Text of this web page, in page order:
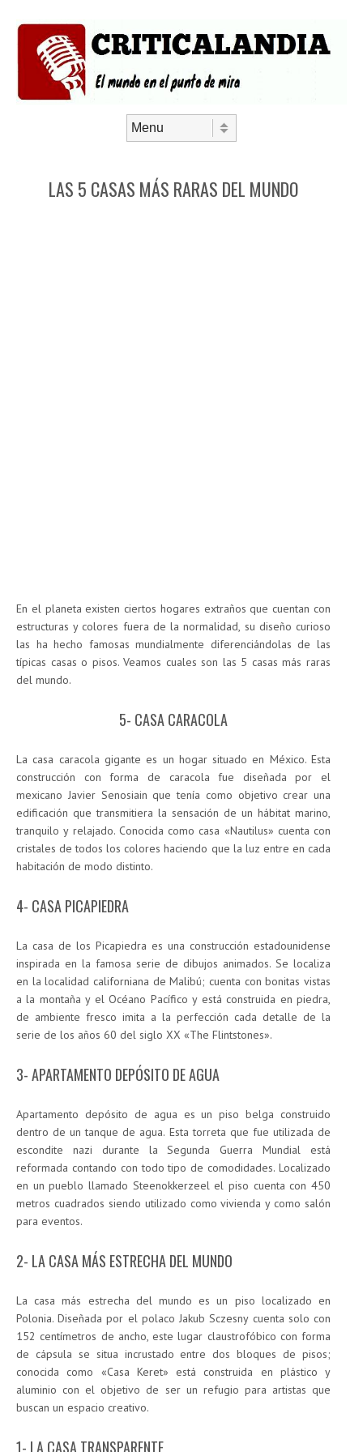
LAS 5 CASAS MÁS RARAS DEL MUNDO
En el planeta existen ciertos hogares extraños que cuentan con
estructuras y colores fuera de la normalidad, su diseño curioso
las ha hecho famosas mundialmente diferenciándolas de las
típicas casas o pisos. Veamos cuales son las 5 casas más raras
del mundo.
5- CASA CARACOLA
La casa caracola gigante es un hogar situado en México. Esta
construcción con forma de caracola fue diseñada por el
mexicano Javier Senosiain que tenía como objetivo crear una
edificación que transmitiera la sensación de un hábitat marino,
tranquilo y relajado. Conocida como casa «Nautilus» cuenta con
cristales de todos los colores haciendo que la luz entre en cada
habitación de modo distinto.
4- CASA PICAPIEDRA
La casa de los Picapiedra es una construcción estadounidense
inspirada en la famosa serie de dibujos animados. Se localiza
en la localidad californiana de Malibú; cuenta con bonitas vistas
a la montaña y el Océano Pacífico y está construida en piedra,
de ambiente fresco imita a la perfección cada detalle de la
serie de los años 60 del siglo XX «The Flintstones».
3- APARTAMENTO DEPÓSITO DE AGUA
Apartamento depósito de agua es un piso belga construido
dentro de un tanque de agua. Esta torreta que fue utilizada de
escondite nazi durante la Segunda Guerra Mundial está
reformada contando con todo tipo de comodidades. Localizado
en un pueblo llamado Steenokkerzeel el piso cuenta con 450
metros cuadrados siendo utilizado como vivienda y como salón
para eventos.
2- LA CASA MÁS ESTRECHA DEL MUNDO
La casa más estrecha del mundo es un piso localizado en
Polonia. Diseñada por el polaco Jakub Sczesny cuenta solo con
152 centímetros de ancho, este lugar claustrofóbico con forma
de cápsula se situa incrustado entre dos bloques de pisos;
conocida como «Casa Keret» está construida en plástico y
aluminio con el objetivo de ser un refugio para artistas que
buscan un espacio creativo.
1- LA CASA TRANSPARENTE